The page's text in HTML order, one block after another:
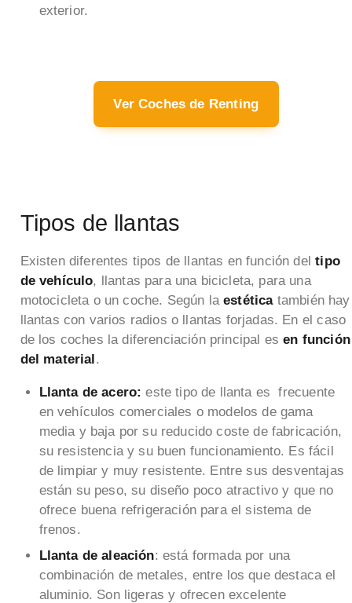
exterior.
Ver Coches de Renting
Tipos de llantas
Existen diferentes tipos de llantas en función deltipo
de vehículo, llantas para una bicicleta, para una
motocicleta o un coche. Según laestéticatambién hay
llantas con varios radios o llantas forjadas. En el caso
de los coches la diferenciación principal esen función
del material .
Llanta de acero: este tipo de llanta es frecuente
en vehículos comerciales o modelos de gama
media y baja por su reducido coste de fabricación,
su resistencia y su buen funcionamiento. Es fácil
de limpiar y muy resistente. Entre sus desventajas
están su peso, su diseño poco atractivo y que no
ofrece buena refrigeración para el sistema de
frenos.
Llanta de aleación: está formada por una
combinación de metales, entre los que destaca el
aluminio. Son ligeras y ofrecen excelente